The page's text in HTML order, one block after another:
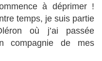
à déprimer !
temps, je suis partie
où j’ai passée
compagnie de mes